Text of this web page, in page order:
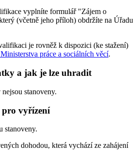
vyplníte formulář "Zájem o
(včetně jeho příloh) obdržíte na Úřadu
je rovněž k dispozici (ke stažení)
práce a sociálních věcí.
a jak je lze uhradit
stanoveny.
pro vyřízení
stanoveny.
dohodou, která vychází ze zahájení